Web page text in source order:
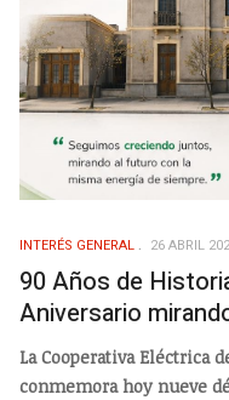
INTERÉS GENERAL 26 ABRIL
90 Años de
Aniversario
La Cooperativa Eléctrica
conmemora hoy nueve